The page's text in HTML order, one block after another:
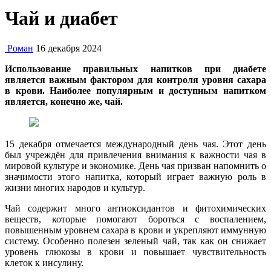
Чай и диабет
Роман 16 декабря 2024
Использование правильных напитков при диабете
является важным фактором для контроля уровня сахара
в крови. Наиболее популярным и доступным напитком
является, конечно же, чай.
15 декабря отмечается международный день чая. Этот день
был учреждён для привлечения внимания к важности чая в
мировой культуре и экономике. День чая призван напомнить о
значимости этого напитка, который играет важную роль в
жизни многих народов и культур.
Чай содержит много антиоксидантов и фитохимических
веществ, которые помогают бороться с воспалением,
повышенным уровнем сахара в крови и укрепляют иммунную
систему. Особенно полезен зеленый чай, так как он снижает
уровень глюкозы в крови и повышает чувствительность
клеток к инсулину.